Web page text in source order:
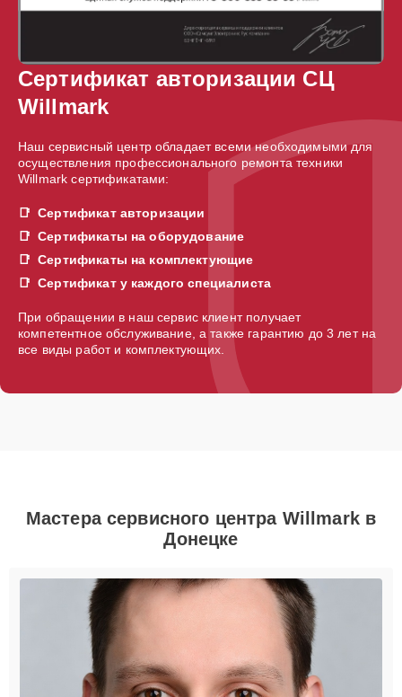
Сертификат авторизации СЦ
Willmark
Наш сервисный центр обладает всеми необходимыми для
осуществления профессионального ремонта техники
Willmark сертификатами:
Сертификат авторизации
Сертификаты на оборудование
Сертификаты на комплектующие
Сертификат у каждого специалиста
При обращении в наш сервис клиент получает
компетентное обслуживание, а также гарантию до 3 лет на
все виды работ и комплектующих.
Мастера сервисного центра Willmark в
Донецке